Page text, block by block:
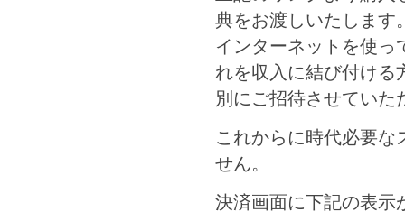
典をお渡しいたします
インターネットを使っ
れを収入に結び付ける
別にご招待させていた
これからに時代必要な
せん。
決済画面に下記の表示